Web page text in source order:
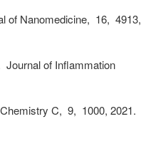
of Nanomedicine, 16, 4913,
Journal of Inflammation
C, 9, 1000, 2021.